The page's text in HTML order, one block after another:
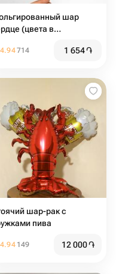
шар
(цвета в
4.94714 1 654֏
шар-рак с
пива
4.94 149 12 000֏